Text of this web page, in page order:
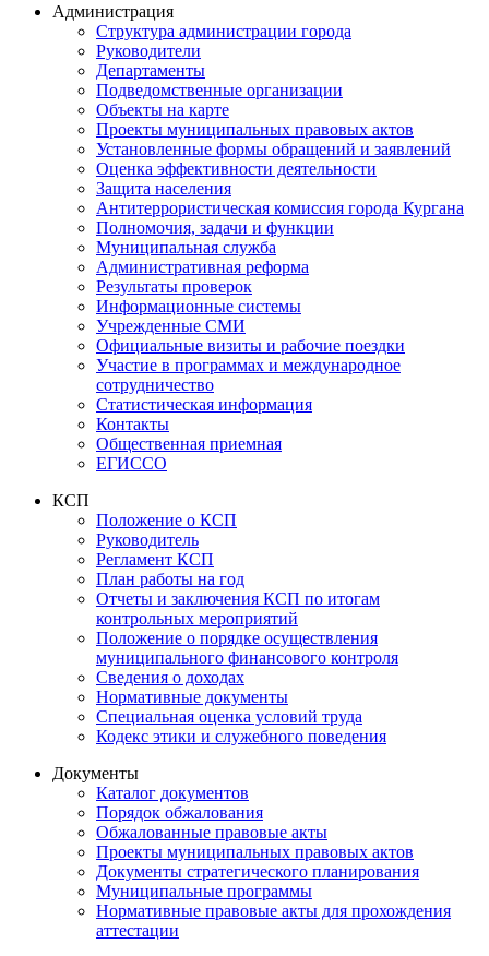
Администрация
Структура администрации города
Руководители
Департаменты
Подведомственные организации
Объекты на карте
Проекты муниципальных правовых актов
Установленные формы обращений и заявлений
Оценка эффективности деятельности
Защита населения
Антитеррористическая комиссия города Кургана
Полномочия, задачи и функции
Муниципальная служба
Административная реформа
Результаты проверок
Информационные системы
Учрежденные СМИ
Официальные визиты и рабочие поездки
Участие в программах и международное
сотрудничество
Статистическая информация
Контакты
Общественная приемная
ЕГИССО
КСП
Положение о КСП
Руководитель
Регламент КСП
План работы на год
Отчеты и заключения КСП по итогам
контрольных мероприятий
Положение о порядке осуществления
муниципального финансового контроля
Сведения о доходах
Нормативные документы
Специальная оценка условий труда
Кодекс этики и служебного поведения
Документы
Каталог документов
Порядок обжалования
Обжалованные правовые акты
Проекты муниципальных правовых актов
Документы стратегического планирования
Муниципальные программы
Нормативные правовые акты для прохождения
аттестации